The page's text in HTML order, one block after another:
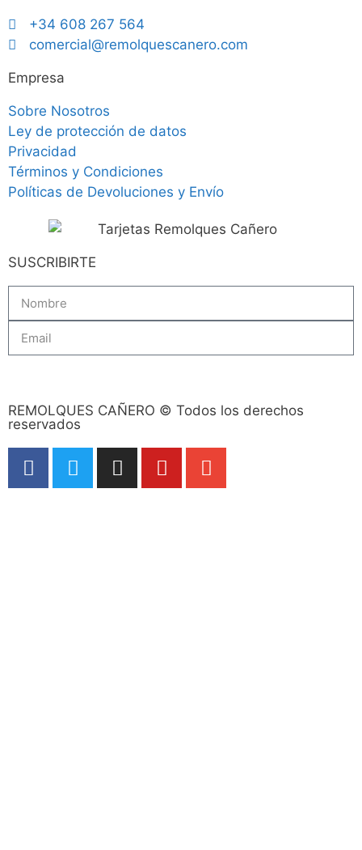
+34 608 267 564
comercial@remolquescanero.com
Empresa
Sobre Nosotros
Ley de protección de datos
Privacidad
Términos y Condiciones
Políticas de Devoluciones y Envío
SUSCRIBIRTE
REMOLQUES CAÑERO © Todos los derechos
reservados